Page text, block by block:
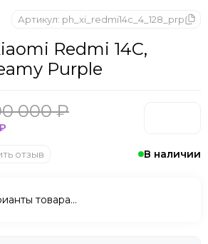
В наличии
Redmi 14C,
Purple
Артикул: ph_xi_redmi14c_4_128_prp
отзыв
000 ₽
товара…